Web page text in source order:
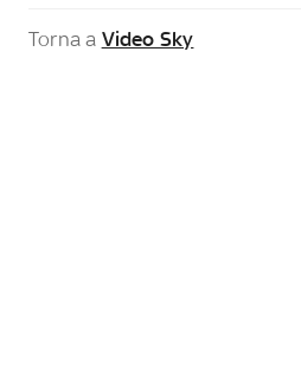
Torna a Video Sky